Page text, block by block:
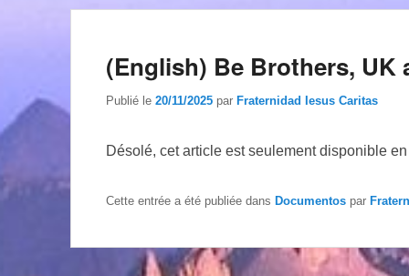
(English) Be Brothers, UK
Publié le 20/11/2025 par Fraternidad Iesus Caritas
Désolé, cet article est seulement disponible en
Cette entrée a été publiée dans Documentos par